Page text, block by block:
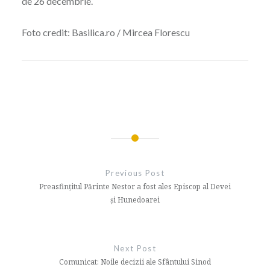
Foto credit: Basilica.ro / Mircea Florescu
articole
Previous Post
Preasfințitul Părinte Nestor a fost ales Episcop al Devei
și Hunedoarei
Next Post
Comunicat: Noile decizii ale Sfântului Sinod